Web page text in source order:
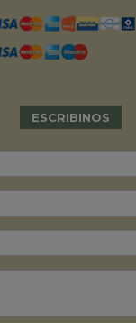
ESCRIBINOS